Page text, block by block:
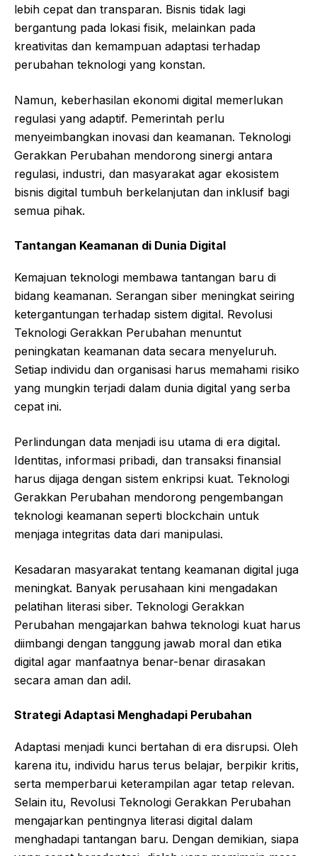
lebih cepat dan transparan. Bisnis tidak lagi
bergantung pada lokasi fisik, melainkan pada
kreativitas dan kemampuan adaptasi terhadap
perubahan teknologi yang konstan.
Namun, keberhasilan ekonomi digital memerlukan
regulasi yang adaptif. Pemerintah perlu
menyeimbangkan inovasi dan keamanan. Teknologi
Gerakkan Perubahan mendorong sinergi antara
regulasi, industri, dan masyarakat agar ekosistem
bisnis digital tumbuh berkelanjutan dan inklusif bagi
semua pihak.
Tantangan Keamanan di Dunia Digital
Kemajuan teknologi membawa tantangan baru di
bidang keamanan. Serangan siber meningkat seiring
ketergantungan terhadap sistem digital. Revolusi
Teknologi Gerakkan Perubahan menuntut
peningkatan keamanan data secara menyeluruh.
Setiap individu dan organisasi harus memahami risiko
yang mungkin terjadi dalam dunia digital yang serba
cepat ini.
Perlindungan data menjadi isu utama di era digital.
Identitas, informasi pribadi, dan transaksi finansial
harus dijaga dengan sistem enkripsi kuat. Teknologi
Gerakkan Perubahan mendorong pengembangan
teknologi keamanan seperti blockchain untuk
menjaga integritas data dari manipulasi.
Kesadaran masyarakat tentang keamanan digital juga
meningkat. Banyak perusahaan kini mengadakan
pelatihan literasi siber. Teknologi Gerakkan
Perubahan mengajarkan bahwa teknologi kuat harus
diimbangi dengan tanggung jawab moral dan etika
digital agar manfaatnya benar-benar dirasakan
secara aman dan adil.
Strategi Adaptasi Menghadapi Perubahan
Adaptasi menjadi kunci bertahan di era disrupsi. Oleh
karena itu, individu harus terus belajar, berpikir kritis,
serta memperbarui keterampilan agar tetap relevan.
Selain itu, Revolusi Teknologi Gerakkan Perubahan
mengajarkan pentingnya literasi digital dalam
menghadapi tantangan baru. Dengan demikian, siapa